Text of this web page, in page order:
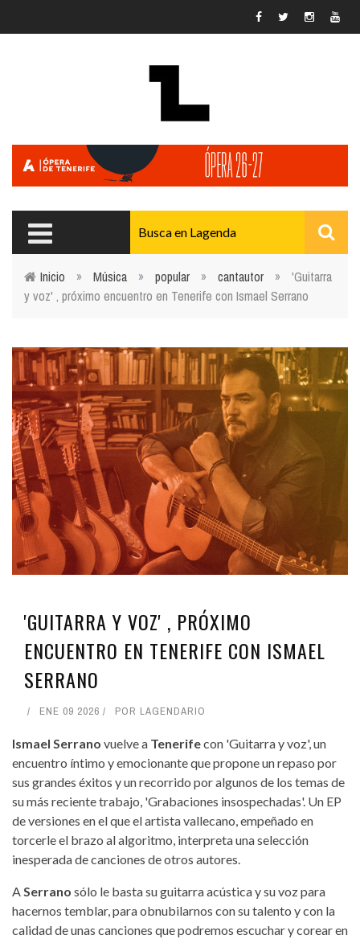
Usted está aquí
Inicio » Música » popular » cantautor »
'Guitarra
y voz' , próximo encuentro en Tenerife con Ismael Serrano
'GUITARRA Y VOZ' , PRÓXIMO
ENCUENTRO EN TENERIFE CON ISMAEL
SERRANO
ENE 09 2026 POR LAGENDARIO
Ismael Serrano vuelve a Tenerifecon 'Guitarra y voz', un
encuentro íntimo y emocionante que propone un repaso por
sus grandes éxitos y un recorrido por algunos de los temas de
su más reciente trabajo, 'Grabaciones insospechadas'. Un EP
de versiones en el que el artista vallecano, empeñado en
torcerle el brazo al algoritmo, interpreta una selección
inesperada de canciones de otros autores.
ASerrano sólo le basta su guitarra acústica y su voz para
hacernos temblar, para obnubilarnos con su talento y con la
calidad de unas canciones que podremos escuchar y corear en